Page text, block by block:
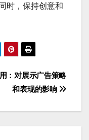
时，保持创意和
：对展示广告策略
和表现的影响